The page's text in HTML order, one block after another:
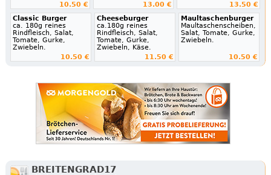
10.50 €
13.00 €
13.50 €
Classic Burger
ca. 180g reines
Rindfleisch, Salat,
Tomate, Gurke,
Zwiebeln.
10.50 €
Cheeseburger
ca.180g reines
Rindfleisch, Salat,
Tomate, Gurke,
Zwiebeln, Käse.
11.50 €
Maultaschenburger
Maultaschenscheiben,
Salat, Tomate, Gurke,
Zwiebeln.
10.50 €
BREITENGRAD17